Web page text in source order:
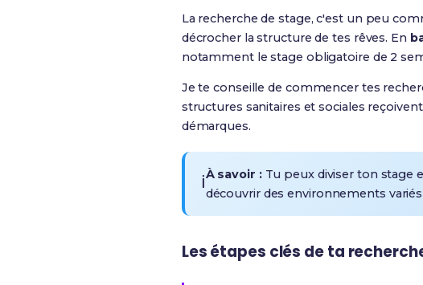
La recherche de stage, c'est un peu
décrocher la structure de tes rêves. En
notamment le stage obligatoire de 2
Je te conseille de commencer tes
structures sanitaires et sociales
démarques.
ℹ️À savoir : Tu peux diviser ton stage
découvrir des environnements
Les étapes clés de ta